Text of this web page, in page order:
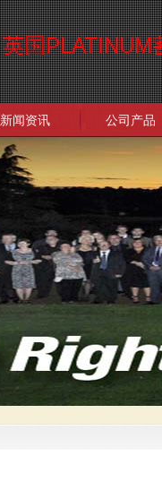
英国PLATINUM
新闻资讯 公司产品